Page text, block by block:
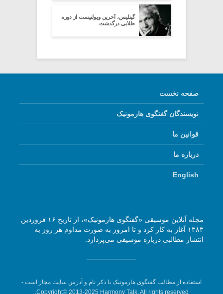
گیتلیس، آخرین ویولنیست از دوره
طلایی درگذشت
صفحه نخست
نویسندگان گفتگوی هارمونیک
قوانین ما
درباره ما
English
مجله آنلاین موسیقی «گفتگوی هارمونیک»، از تاریخ ۱۶ فروردین
۱۳۸۳ آغاز به کار کرد و تا امروز به صورت مداوم هر روز به
انتشار مطالبی درباره موسیقی می‌پردازد.
استفاده از مطالب گفتگوی هارمونیک با ذکر نام و آدرس سایت مجاز است -
Copyright© 2013-2025 Harmony Talk, All rights reserved.